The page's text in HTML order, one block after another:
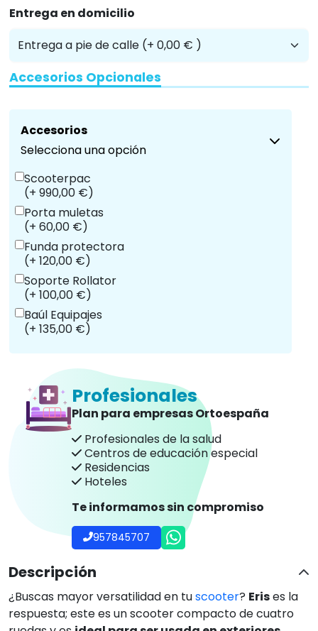
Entrega en domicilio
Accesorios Opcionales
Accesorios
Selecciona una opción
Scooterpac
(+ 990,00 €)
Porta muletas
(+ 60,00 €)
Funda protectora
(+ 120,00 €)
Soporte Rollator
(+ 100,00 €)
Baúl Equipajes
(+ 135,00 €)
Profesionales
Plan para empresas Ortoespaña
Profesionales de la salud
Centros de educación especial
Residencias
Hoteles
Te informamos sin compromiso
957845707
Descripción
¿Buscas mayor versatilidad en tuscooter? Erises la
respuesta; este es un scooter compacto de cuatro